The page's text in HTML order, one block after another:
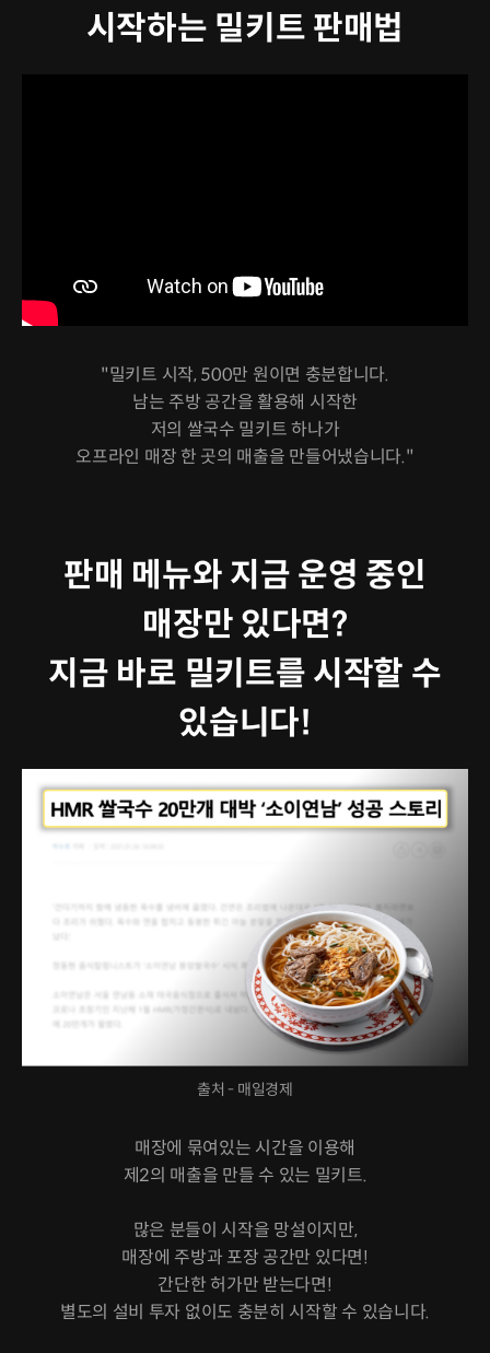
시작하는 밀키트 판매법
"밀키트 시작, 500만 원이면 충분합니다.
남는 주방 공간을 활용해 시작한
저의 쌀국수 밀키트 하나가
오프라인 매장 한 곳의 매출을 만들어냈습니다."
판매 메뉴와 지금 운영 중인
매장만 있다면?
지금 바로 밀키트를 시작할 수
있습니다!
출처 - 매일경제
매장에 묶여있는 시간을 이용해
제2의 매출을 만들 수 있는 밀키트.
많은 분들이 시작을 망설이지만,
매장에 주방과 포장 공간만 있다면!
간단한 허가만 받는다면!
별도의 설비 투자 없이도 충분히 시작할 수 있습니다.